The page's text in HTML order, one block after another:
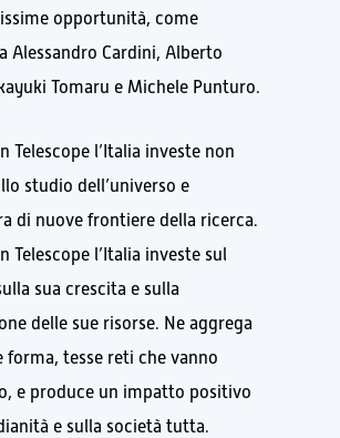
opportunità, come
Alessandro Cardini, Alberto
Tomaru e Michele Punturo.
Telescope l’Italia investe non
studio dell’universo e
di nuove frontiere della ricerca.
Telescope l’Italia investe sul
sua crescita e sulla
delle sue risorse. Ne aggrega
forma, tesse reti che vanno
e produce un impatto positivo
e sulla società tutta.